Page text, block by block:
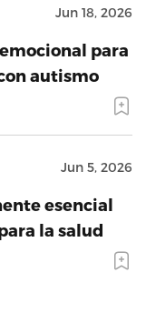
Jun 18, 2026
para
autismo
Jun 5, 2026
esencial
la salud